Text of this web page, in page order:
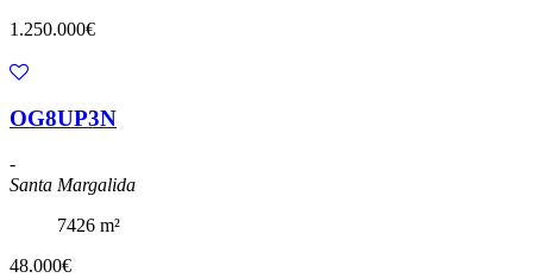
1.250.000€
OG8UP3N
-
Santa Margalida
7426 m²
48.000€